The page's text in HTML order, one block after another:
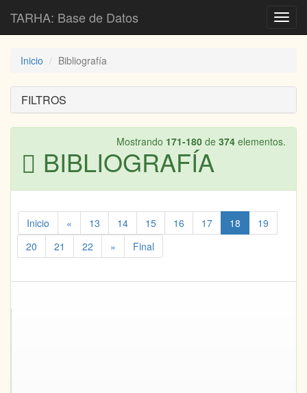
TARHA: Base de Datos
Inicio Bibliografía
FILTROS
Mostrando 171-180 de 374 elementos.
BIBLIOGRAFÍA
Inicio « 13 14 15 16 17 18
19
20
21 22 » Final